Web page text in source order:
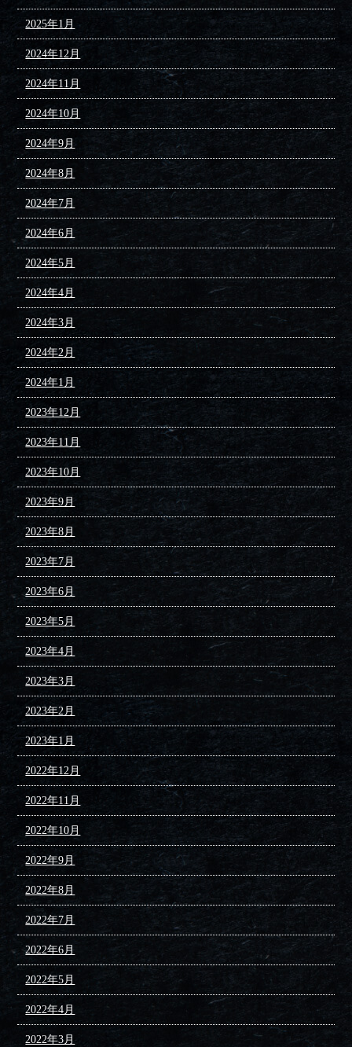
2025年1月
2024年12月
2024年11月
2024年10月
2024年9月
2024年8月
2024年7月
2024年6月
2024年5月
2024年4月
2024年3月
2024年2月
2024年1月
2023年12月
2023年11月
2023年10月
2023年9月
2023年8月
2023年7月
2023年6月
2023年5月
2023年4月
2023年3月
2023年2月
2023年1月
2022年12月
2022年11月
2022年10月
2022年9月
2022年8月
2022年7月
2022年6月
2022年5月
2022年4月
2022年3月